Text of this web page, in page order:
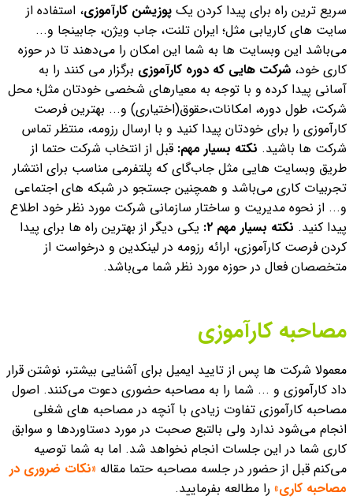
سریع ترین راه برای پیدا کردن یک پوزیشن کارآموزی، استفاده از
سایت های کاریابی مثل؛ ایران تلنت، جاب ویژن، جابینجا و...
می‌باشد این وبسایت ها به شما این امکان را می‌دهند تا در حوزه
کاری خود، شرکت هایی که دوره کارآموزی برگزار می کنند را به
آسانی پیدا کرده و با توجه به معیارهای شخصی خودتان مثل؛ محل
شرکت، طول دوره، امکانات،حقوق(اختیاری) و... بهترین فرصت
کارآموزی را برای خودتان پیدا کنید و با ارسال رزومه، منتظر تماس
شرکت ها باشید. نکته بسیار مهم: قبل از انتخاب شرکت حتما از
طریق وبسایت هایی مثل جاب‌گای که پلتفرمی مناسب برای انتشار
تجربیات کاری می‌باشد و همچنین جستجو در شبکه های اجتماعی
و... از نحوه مدیریت و ساختار سازمانی شرکت مورد نظر خود اطلاع
پیدا کنید. نکته بسیار مهم ۲:
یکی دیگر از بهترین راه ها برای پیدا
کردن فرصت کارآموزی، ارائه رزومه در لینکدین و درخواست از
متخصصان فعال در حوزه مورد نظر شما می‌باشد.
مصاحبه کارآموزی
معمولا شرکت ها پس از تایید ایمیل برای آشنایی بیشتر، نوشتن قرار
داد کارآموزی و ... شما را به مصاحبه حضوری دعوت می‌کنند. اصول
مصاحبه کارآموزی تفاوت زیادی با آنچه در مصاحبه های شغلی
انجام می‌شود ندارد ولی بالتبع صحبت در مورد دستاوردها و سوابق
کاری شما در این جلسات انجام نخواهد شد. اما به شما توصیه
می‌کنم قبل از حضور در جلسه مصاحبه حتما مقاله «نکات ضروری در
مصاحبه کاری» را مطالعه بفرمایید.